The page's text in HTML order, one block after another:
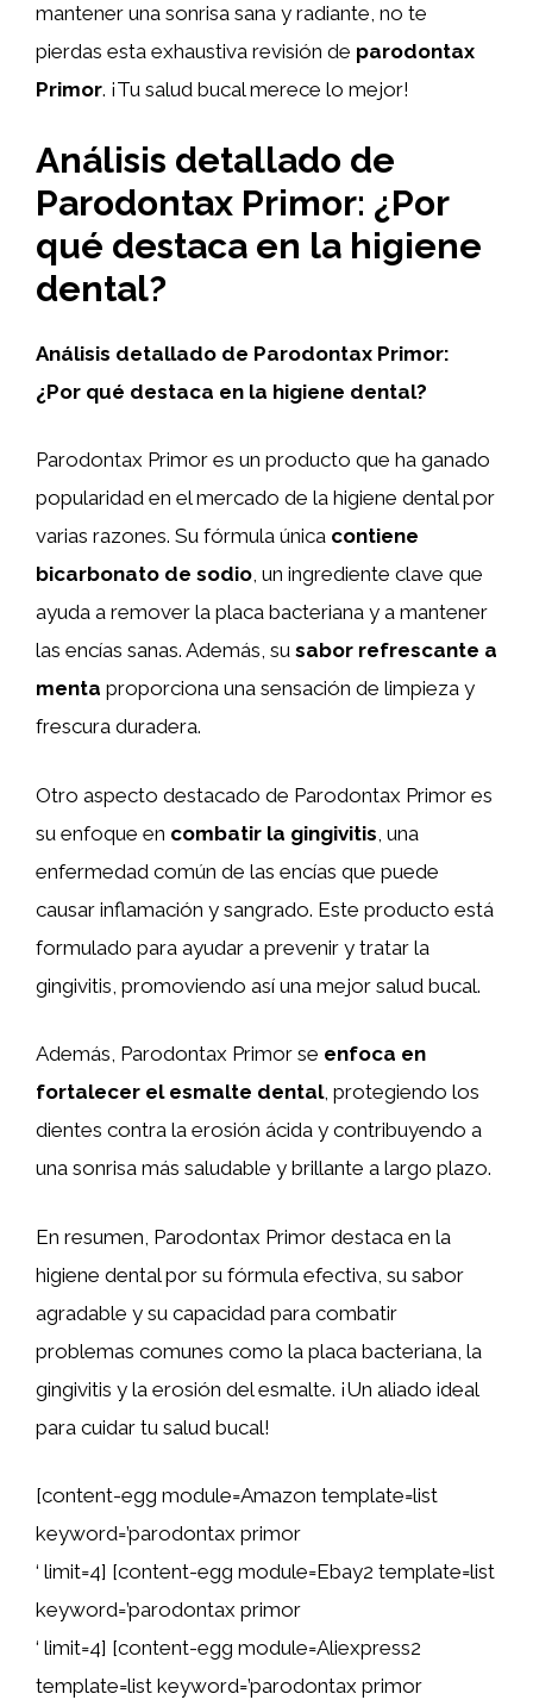
mantener una sonrisa sana y radiante, no te
pierdas esta exhaustiva revisión de parodontax
Primor. ¡Tu salud bucal merece lo mejor!
Análisis detallado de
Parodontax Primor: ¿Por
qué destaca en la higiene
dental?
Análisis detallado de Parodontax Primor:
¿Por qué destaca en la higiene dental?
Parodontax Primor es un producto que ha ganado
popularidad en el mercado de la higiene dental por
varias razones. Su fórmula única contiene
bicarbonato de sodio, un ingrediente clave que
ayuda a remover la placa bacteriana y a mantener
las encías sanas. Además, su sabor refrescante a
menta proporciona una sensación de limpieza y
frescura duradera.
Otro aspecto destacado de Parodontax Primor es
su enfoque en combatir la gingivitis , una
enfermedad común de las encías que puede
causar inflamación y sangrado. Este producto está
formulado para ayudar a prevenir y tratar la
gingivitis, promoviendo así una mejor salud bucal.
Además, Parodontax Primor se enfoca en
fortalecer el esmalte dental, protegiendo los
dientes contra la erosión ácida y contribuyendo a
una sonrisa más saludable y brillante a largo plazo.
En resumen, Parodontax Primor destaca en la
higiene dental por su fórmula efectiva, su sabor
agradable y su capacidad para combatir
problemas comunes como la placa bacteriana, la
gingivitis y la erosión del esmalte. ¡Un aliado ideal
para cuidar tu salud bucal!
[content-egg module=Amazon template=list
keyword=’parodontax primor
‘ limit=4] [content-egg module=Ebay2 template=list
keyword=’parodontax primor
‘ limit=4] [content-egg module=Aliexpress2
template=list keyword=’parodontax primor